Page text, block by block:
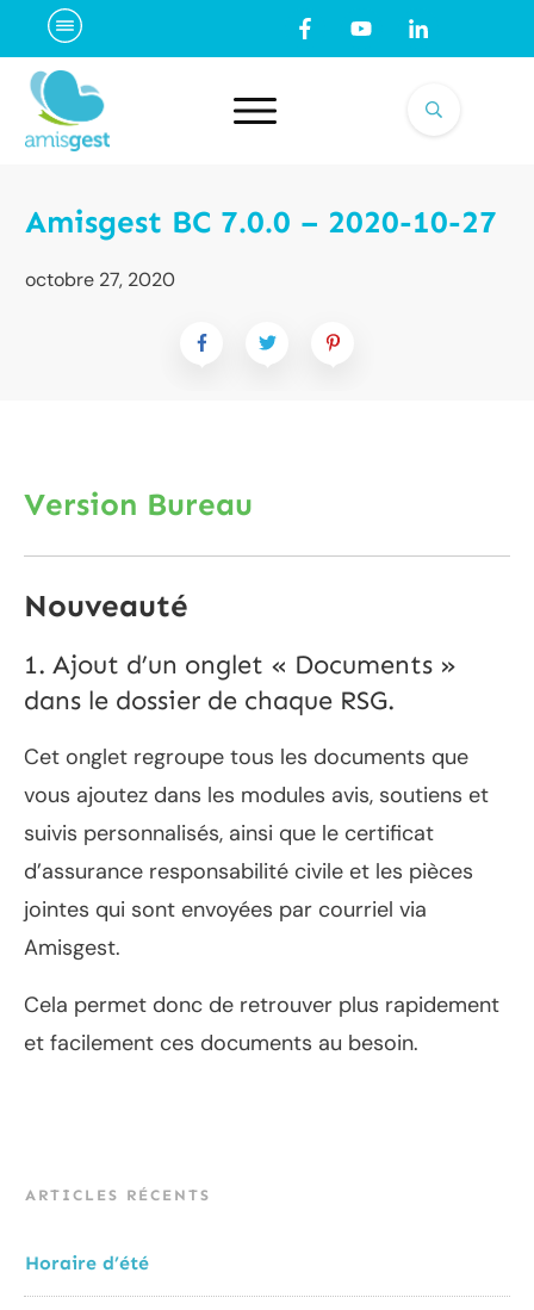
Amisgest BC 7.0.0 – 2020-10-27
octobre 27, 2020
Version Bureau
Nouveauté
1. Ajout d’un onglet « Documents »
dans le dossier de chaque RSG.
Cet onglet regroupe tous les documents que
vous ajoutez dans les modules avis, soutiens et
suivis personnalisés, ainsi que le certificat
d’assurance responsabilité civile et les pièces
jointes qui sont envoyées par courriel via
Amisgest.
Cela permet donc de retrouver plus rapidement
et facilement ces documents au besoin.
ARTICLES RÉCENTS
Horaire d’été